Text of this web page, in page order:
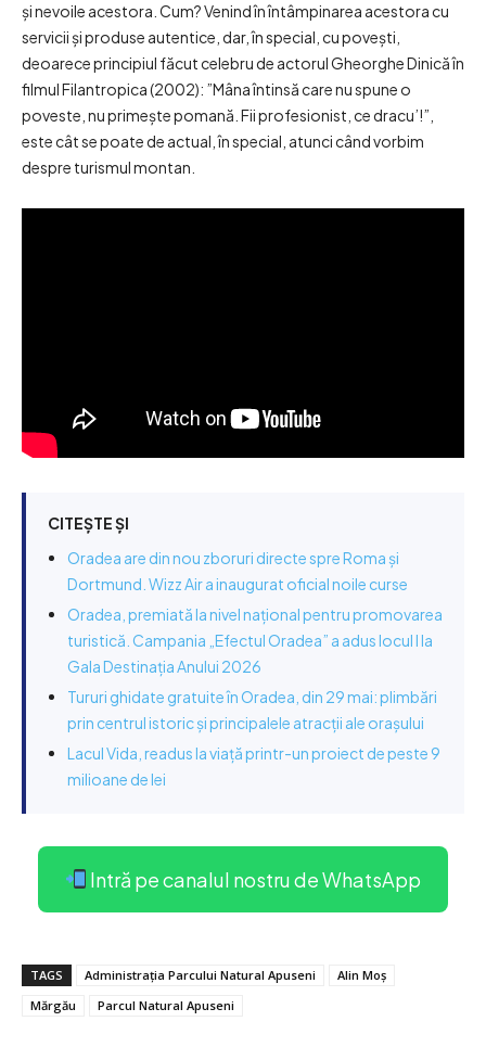
și nevoile acestora. Cum? Venind în întâmpinarea acestora cu
servicii și produse autentice, dar, în special, cu povești,
deoarece principiul făcut celebru de actorul Gheorghe Dinică în
filmul Filantropica (2002): ”Mâna întinsă care nu spune o
poveste, nu primește pomană. Fii profesionist, ce dracu’!”,
este cât se poate de actual, în special, atunci când vorbim
despre turismul montan.
CITEȘTE ȘI
Oradea are din nou zboruri directe spre Roma și
Dortmund. Wizz Air a inaugurat oficial noile curse
Oradea, premiată la nivel național pentru promovarea
turistică. Campania „Efectul Oradea” a adus locul I la
Gala Destinația Anului 2026
Tururi ghidate gratuite în Oradea, din 29 mai: plimbări
prin centrul istoric și principalele atracții ale orașului
Lacul Vida, readus la viață printr-un proiect de peste 9
milioane de lei
Intră pe canalul nostru de WhatsApp
TAGS Administrația Parcului Natural Apuseni
Alin Moș
Mărgău
Parcul Natural Apuseni